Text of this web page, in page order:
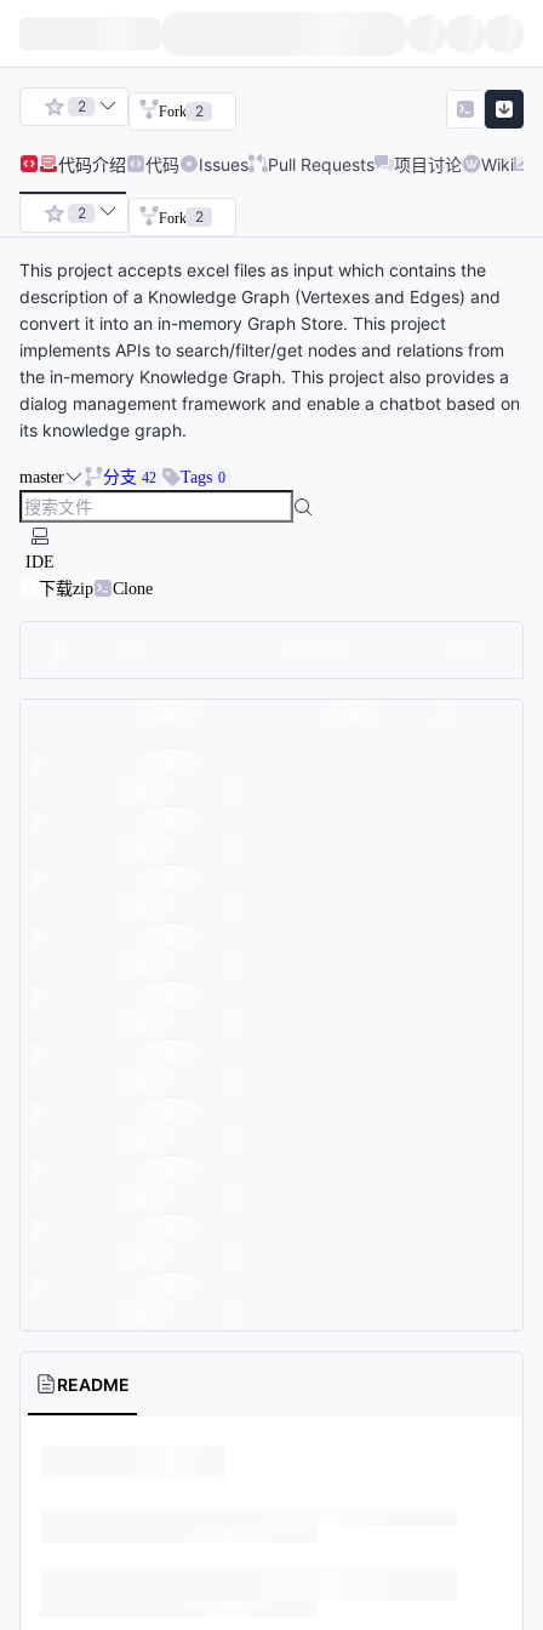
2 Fork 2
代码介绍 代码 Issues Pull Requests 项目讨论 Wiki
2 Fork 2
This project accepts excel files as input which contains the
description of a Knowledge Graph (Vertexes and Edges) and
convert it into an in-memory Graph Store. This project
implements APIs to search/filter/get nodes and relations from
the in-memory Knowledge Graph. This project also provides a
dialog management framework and enable a chatbot based on
its knowledge graph.
master 分支 42 Tags 0
IDE
下载zip
Clone
README